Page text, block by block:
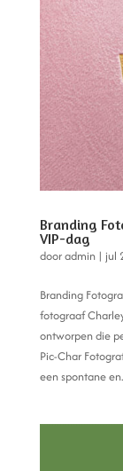
Branding
VIP-dag
dooradmin| jul
Branding
fotograaf
ontworpen die
Pic-Char
een spontane